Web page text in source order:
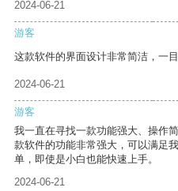
2024-06-21
游客
这款软件的界面设计非常简洁，一目
2024-06-21
游客
我一直在寻找一款功能强大、操作
款软件的功能非常强大，可以满足
单，即使是小白也能快速上手。
2024-06-21